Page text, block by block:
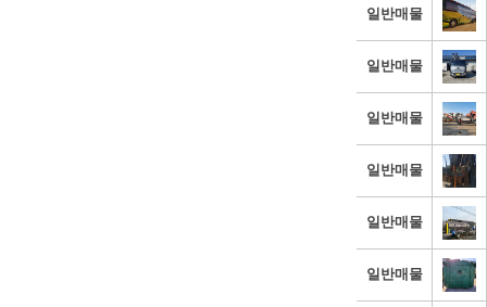
일반매물
일반매물
일반매물
일반매물
일반매물
일반매물